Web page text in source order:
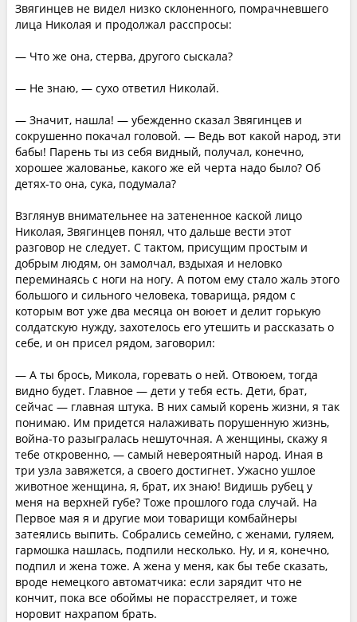
Звягинцев не видел низко склоненного, помрачневшего
лица Николая и продолжал расспросы:
— Что же она, стерва, другого сыскала?
— Не знаю, — сухо ответил Николай.
— Значит, нашла! — убежденно сказал Звягинцев и
сокрушенно покачал головой. — Ведь вот какой народ, эти
бабы! Парень ты из себя видный, получал, конечно,
хорошее жалованье, какого же ей черта надо было? Об
детях-то она, сука, подумала?
Взглянув внимательнее на затененное каской лицо
Николая, Звягинцев понял, что дальше вести этот
разговор не следует. С тактом, присущим простым и
добрым людям, он замолчал, вздыхая и неловко
переминаясь с ноги на ногу. А потом ему стало жаль этого
большого и сильного человека, товарища, рядом с
которым вот уже два месяца он воюет и делит горькую
солдатскую нужду, захотелось его утешить и рассказать о
себе, и он присел рядом, заговорил:
— А ты брось, Микола, горевать о ней. Отвоюем, тогда
видно будет. Главное — дети у тебя есть. Дети, брат,
сейчас — главная штука. В них самый корень жизни, я так
понимаю. Им придется налаживать порушенную жизнь,
война-то разыгралась нешуточная. А женщины, скажу я
тебе откровенно, — самый невероятный народ. Иная в
три узла завяжется, а своего достигнет. Ужасно ушлое
животное женщина, я, брат, их знаю! Видишь рубец у
меня на верхней губе? Тоже прошлого года случай. На
Первое мая я и другие мои товарищи комбайнеры
затеялись выпить. Собрались семейно, с женами, гуляем,
гармошка нашлась, подпили несколько. Ну, и я, конечно,
подпил и жена тоже. А жена у меня, как бы тебе сказать,
вроде немецкого автоматчика: если зарядит что не
кончит, пока все обоймы не порасстреляет, и тоже
норовит нахрапом брать.